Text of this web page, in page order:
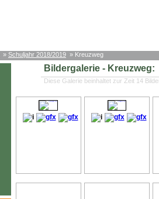
» Schuljahr 2018/2019 » Kreuzweg
Bildergalerie - Kreuzweg:
Diese Galerie beinhaltet zur Zeit 14